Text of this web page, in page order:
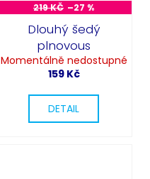
219 KČ –27 %
Dlouhý šedý
plnovous
Momentálně nedostupné
159 Kč
DETAIL